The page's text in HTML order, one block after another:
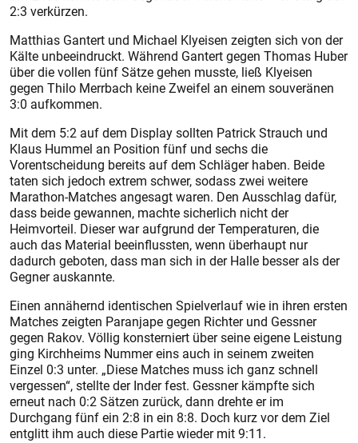
2:3 verkürzen.
Matthias Gantert und Michael Klyeisen zeigten sich von der
Kälte unbeeindruckt. Während Gantert gegen Thomas Huber
über die vollen fünf Sätze gehen musste, ließ Klyeisen
gegen Thilo Merrbach keine Zweifel an einem souveränen
3:0 aufkommen.
Mit dem 5:2 auf dem Display sollten Patrick Strauch und
Klaus Hummel an Position fünf und sechs die
Vorentscheidung bereits auf dem Schläger haben. Beide
taten sich jedoch extrem schwer, sodass zwei weitere
Marathon-Matches angesagt waren. Den Ausschlag dafür,
dass beide gewannen, machte sicherlich nicht der
Heimvorteil. Dieser war aufgrund der Temperaturen, die
auch das Material beeinflussten, wenn überhaupt nur
dadurch geboten, dass man sich in der Halle besser als der
Gegner auskannte.
Einen annähernd identischen Spielverlauf wie in ihren ersten
Matches zeigten Paranjape gegen Richter und Gessner
gegen Rakov. Völlig konsterniert über seine eigene Leistung
ging Kirchheims Nummer eins auch in seinem zweiten
Einzel 0:3 unter. „Diese Matches muss ich ganz schnell
vergessen“, stellte der Inder fest. Gessner kämpfte sich
erneut nach 0:2 Sätzen zurück, dann drehte er im
Durchgang fünf ein 2:8 in ein 8:8. Doch kurz vor dem Ziel
entglitt ihm auch diese Partie wieder mit 9:11.